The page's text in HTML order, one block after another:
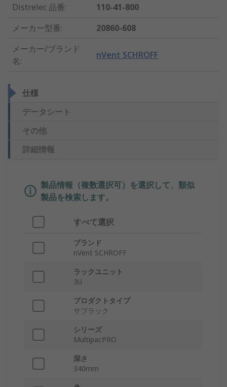
Distrelec 品番:
110-41-800
メーカー型番:
20860-608
メーカー/ブランド
名:
nVent SCHROFF
仕様
データシート
その他
詳細情報
製品情報（複数選択可）を選択して、類似
製品を検索します。
すべて選択
ブランド
nVent SCHROFF
ラックユニット
3U
プロダクトタイプ
サブラック
シリーズ
MultipacPRO
深さ
340mm